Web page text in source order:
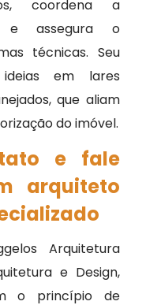
coordena a
e assegura o
técnicas. Seu
em lares
que aliam
do imóvel.
e fale
arquiteto
Arquitetura
e Design,
o princípio de